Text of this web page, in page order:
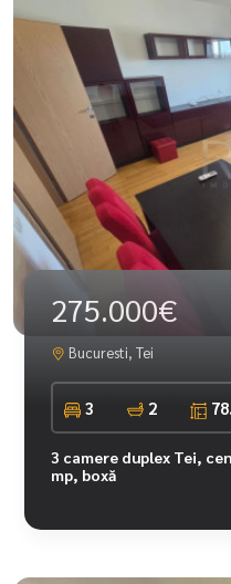
275.000€
Bucuresti, Tei
3 2
3 camere duplex Tei,
mp, boxă